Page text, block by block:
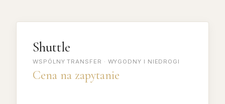
Shuttle
WSPÓLNY TRANSFER · WYGODNY I NIEDROGI
Cena na zapytanie